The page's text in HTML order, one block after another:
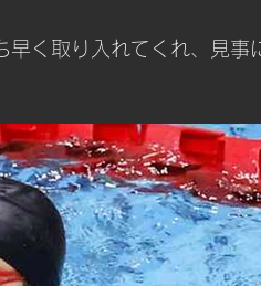
く取り入れてくれ、見事